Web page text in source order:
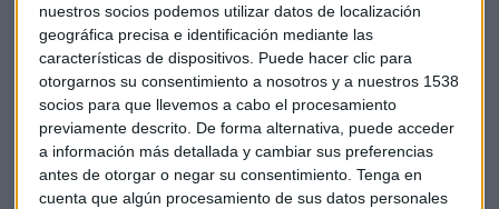
nuestros socios podemos utilizar datos de localización
geográfica precisa e identificación mediante las
características de dispositivos. Puede hacer clic para
otorgarnos su consentimiento a nosotros y a nuestros 1538
socios para que llevemos a cabo el procesamiento
previamente descrito. De forma alternativa, puede acceder
a información más detallada y cambiar sus preferencias
antes de otorgar o negar su consentimiento. Tenga en
cuenta que algún procesamiento de sus datos personales
Suscríbete a nuestros boletines
Te enviaremos las noticias más importantes del día